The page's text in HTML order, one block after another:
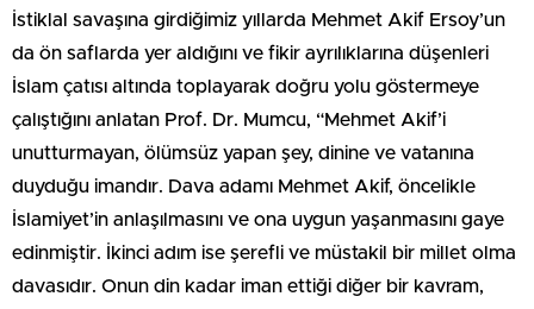
İstiklal savaşına girdiğimiz yıllarda Mehmet Akif Ersoy’un
da ön saflarda yer aldığını ve fikir ayrılıklarına düşenleri
İslam çatısı altında toplayarak doğru yolu göstermeye
çalıştığını anlatan Prof. Dr. Mumcu, “Mehmet Akif’i
unutturmayan, ölümsüz yapan şey, dinine ve vatanına
duyduğu imandır. Dava adamı Mehmet Akif, öncelikle
İslamiyet’in anlaşılmasını ve ona uygun yaşanmasını gaye
edinmiştir. İkinci adım ise şerefli ve müstakil bir millet olma
davasıdır. Onun din kadar iman ettiği diğer bir kavram,